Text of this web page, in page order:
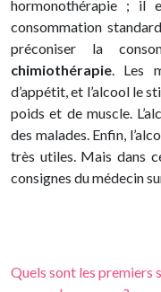
hormonothérapie ; il
consommation
préconiser la
chimiothérapie. Les
d’appétit, et l’alcool le
poids et de muscle.
des malades. Enfin,
très utiles. Mais dans
consignes du médecin
Quels sont les premiers